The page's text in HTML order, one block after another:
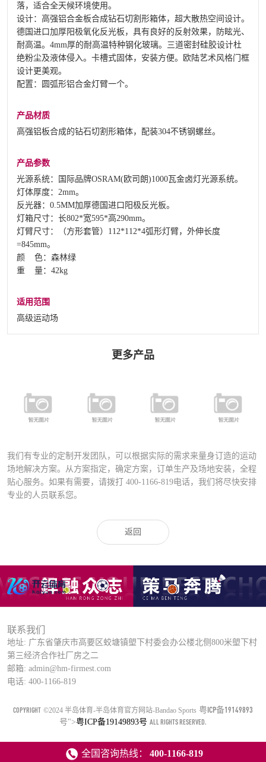
落，适合全天候环境使用。
设计：高强铝合金板合成钻石切割形箱体，超大散热空间设计。
德国进口加厚阳极氧化反光板，具有良好的反射效果，防眩光、
耐高温。4mm厚的耐高温特种钢化玻璃。三道密封硅胶设计杜
绝粉尘及液体侵入。卡槽式固体，安装方便。欧陆艺术风格门框
设计更美观。
配置：圆弧形铝合金灯臂一个。
产品材质
高强铝板合成的钻石切割形箱体，配装304不锈钢螺丝。
产品参数
光源系统：国际品牌OSRAM(欧司朗)1000瓦金卤灯光源系统。
灯体厚度：2mm。
反光器：0.5MM加厚德国进口阳极反光板。
灯箱尺寸：长802*宽595*高290mm。
灯臂尺寸：（方形套管）112*112*4弧形灯臂，外伸长度
=845mm。
颜 色：森林绿
重 量：42kg
适用范围
高级运动场
更多产品
铝合金专业足
球场专用灯
（高级定制）
FYD-400铝合
金压铸灯具
（直泡）
FYD-1000铝合
金压铸灯具
（圆泡）
FD-027A运动
场专业灯具
我们有专业的定制开发团队，可以根据实际的需求来量身订造的运动
场地解决方案。从方案指定，确定方案，订单生产及场地安装，全程
贴心服务。如果有需要，请拨打 400-1166-819电话，我们将尽快安排
专业的人员联系您。
返回
联系我们
地址: 广东省肇庆市高要区蛟塘镇塱下村委会办公楼北侧800米塱下村
第三经济合作社厂房之二
邮箱: admin@hm-firmest.com
电话: 400-1166-819
COPYRIGHT ©2024 半岛体育-半岛体育官方网站-Bandao Sports 粤ICP备19149893
号">粤ICP备19149893号 ALL RIGHTS RESERVED.
全国咨询热线： 400-1166-819